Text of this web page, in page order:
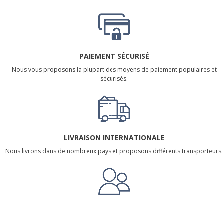
PAIEMENT SÉCURISÉ
Nous vous proposons la plupart des moyens de paiement populaires et
sécurisés.
LIVRAISON INTERNATIONALE
Nous livrons dans de nombreux pays et proposons différents transporteurs.